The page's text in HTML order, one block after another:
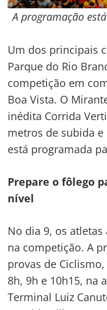
A programação
Um dos principais
Parque do Rio
competição em
Boa Vista. O
inédita Corrida
metros de subida
está programada
Prepare o fôlego
nível
No dia 9, os
na competição. A
provas de
8h, 9h e 10h15, na
Terminal Luiz